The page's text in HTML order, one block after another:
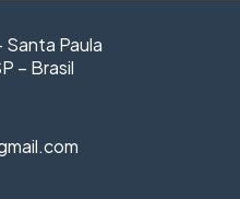
Santa Paula
– Brasil